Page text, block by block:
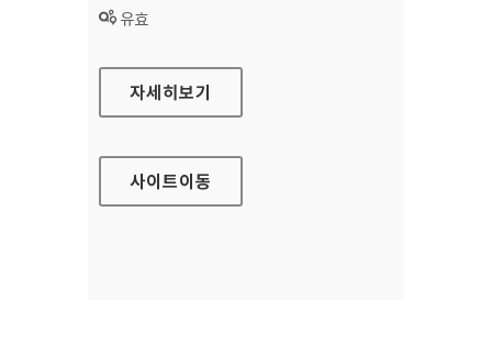
상태 :
유효
지역문화통합정보시스템
자세히보기
사이트이동